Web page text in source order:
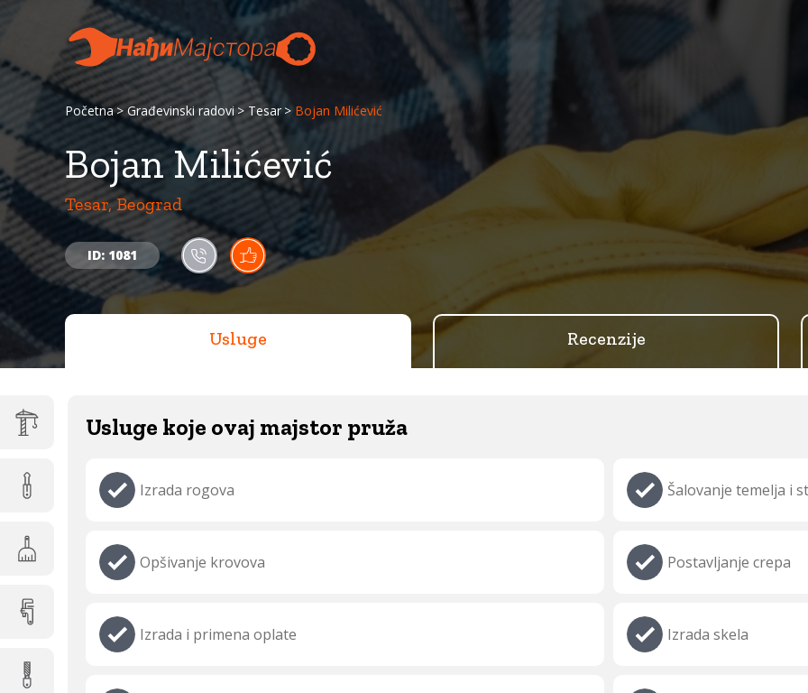
Početna Građevinski radovi Tesar Bojan Milićević
Bojan Milićević
Tesar, Beograd
ID: 1081
Usluge Recenzije
Usluge koje ovaj majstor pruža
Izrada rogova Šalovanje temelja i
Opšivanje krovova Postavljanje crepa
Izrada i primena oplate Izrada skela